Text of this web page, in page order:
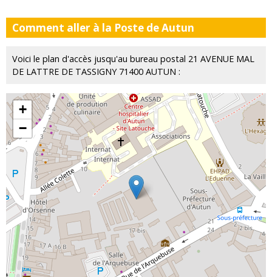
Comment aller à la Poste de Autun
Voici le plan d'accès jusqu'au bureau postal 21 AVENUE MAL
DE LATTRE DE TASSIGNY 71400 AUTUN :
+
−